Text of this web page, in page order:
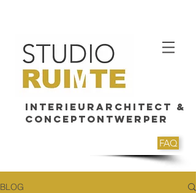
Interieurarchitect &
Conceptontwerper
FAQ
BLOG